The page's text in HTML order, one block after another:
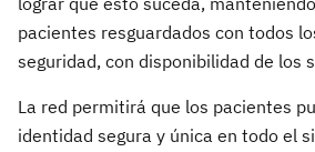
pacientes resguardados con todos
seguridad, con disponibilidad de los
La red permitirá que los pacientes
identidad segura y única en todo el